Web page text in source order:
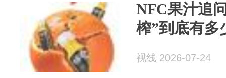
NFC果汁追
榨”到底有多
视线 2026-07-24